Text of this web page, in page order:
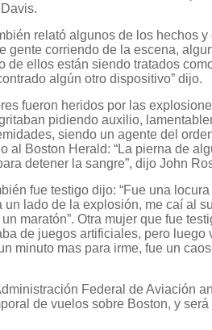
relató algunos de los hechos
gente corriendo de la escena,
de ellos están siendo tratados
algún otro dispositivo” dijo.
fueron heridos por las
pidiendo auxilio,
siendo un agente del
al Boston Herald: “La pierna de
detener la sangre”, dijo John
fue testigo dijo: “Fue una
un lado de la explosión, me caí al
maratón”. Otra mujer que fue
de juegos artificiales, pero
minuto mas para irme, fue un
Federal de Aviación
de vuelos sobre Boston, y